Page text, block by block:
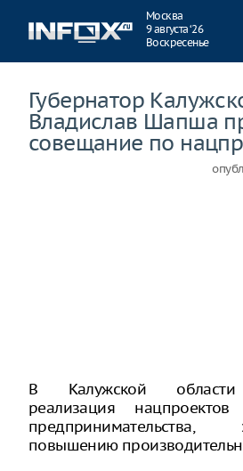
Москва
9 августа ‘26
Воскресенье
Губернатор
Владислав Шапша
совещание по
В Калужской области
реализация
повышению